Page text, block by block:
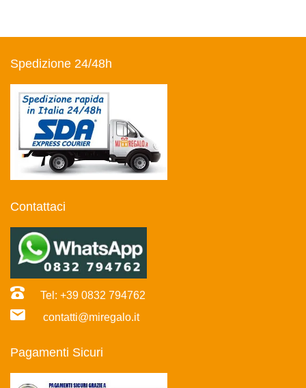
Spedizione 24/48h
Contattaci
Tel: +39 0832 794762
contatti@miregalo.it
Pagamenti Sicuri